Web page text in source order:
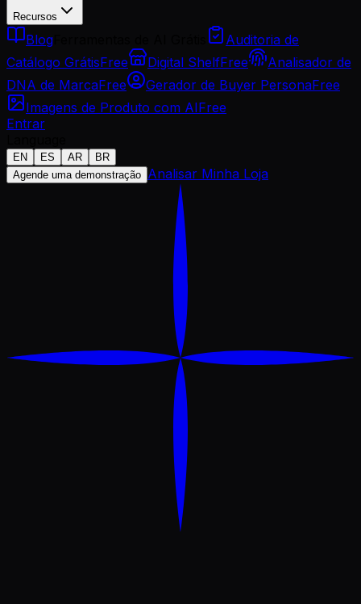
Recursos
Blog
Auditoria de
Catálogo GrátisFree Digital ShelfFree
Analisador de
DNA de MarcaFree Gerador de Buyer PersonaFree
Imagens de Produto com AIFree
Entrar
EN ES AR
BR
Agende uma demonstração Analisar Minha Loja